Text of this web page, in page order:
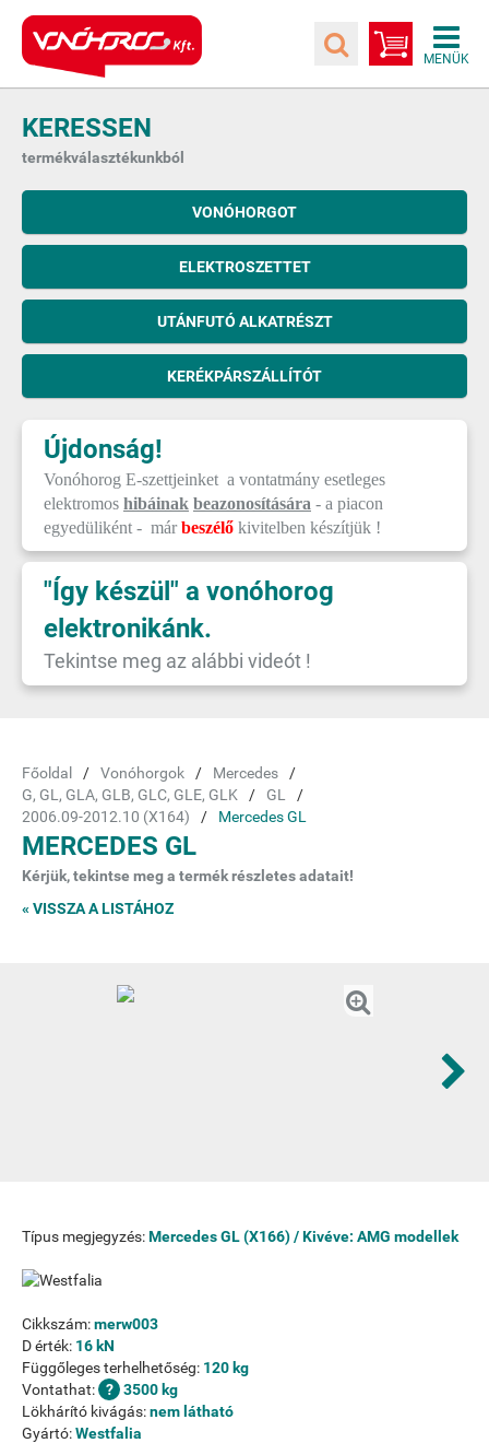
KERESSEN
termékválasztékunkból
VONÓHORGOT
ELEKTROSZETTET
UTÁNFUTÓ ALKATRÉSZT
KERÉKPÁRSZÁLLÍTÓT
Újdonság!
Vonóhorog E-szettjeinket a vontatmány esetleges
elektromos hibáinak beazonosítására - a piacon
egyedüliként - márbeszélő kivitelben készítjük !
"Így készül" a vonóhorog
elektronikánk.
Tekintse meg az alábbi videót !
Főoldal Vonóhorgok
Mercedes
G, GL, GLA, GLB, GLC, GLE, GLK
GL
2006.09-2012.10 (X164)
Mercedes GL
MERCEDES GL
Kérjük, tekintse meg a termék részletes adatait!
« VISSZA A LISTÁHOZ
Típus megjegyzés:Mercedes GL (X166) / Kivéve: AMG modellek
Cikkszám:merw003
D érték: 16 kN
Függőleges terhelhetőség: 120 kg
Vontathat:
3500 kg
Lökhárító kivágás:nem látható
Gyártó:Westfalia